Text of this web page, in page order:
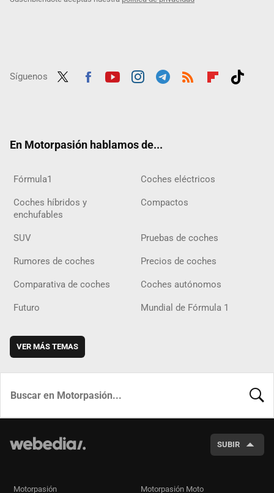
Síguenos
En Motorpasión hablamos de...
Fórmula1 Coches eléctricos
Coches híbridos y
enchufables
Compactos
SUV Pruebas de coches
Rumores de coches Precios de coches
Comparativa de coches Coches autónomos
Futuro Mundial de Fórmula 1
VER MÁS TEMAS
SUBIR
Motorpasión Motorpasión Moto